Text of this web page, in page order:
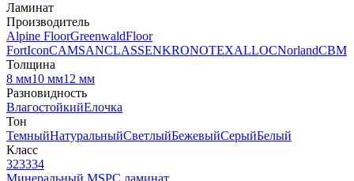
Ламинат
Производитель
Alpine FloorGreenwaldFloor
FortIconCAMSANCLASSENKRONOTEXALLOCNorlandCBM
Толщина
8 мм10 мм12 мм
Разновидность
ВлагостойкийЕлочка
Тон
ТемныйНатуральныйСветлыйБежевыйСерыйБелый
Класс
323334
Минеральный MSPC ламинат